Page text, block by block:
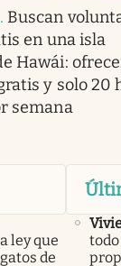
. Buscan
en una isla
Hawái:
y solo 20
semana
ley que
de